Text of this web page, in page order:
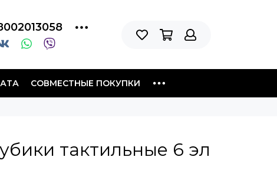
СОВМЕСТНЫЕ ПОКУПКИ
тактильные 6 эл